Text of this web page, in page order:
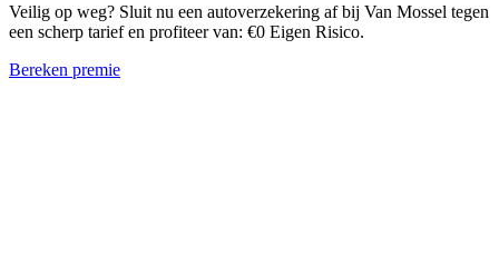
Veilig op weg? Sluit nu een autoverzekering af bij Van Mossel tegen
een scherp tarief en profiteer van: €0 Eigen Risico.
Bereken premie